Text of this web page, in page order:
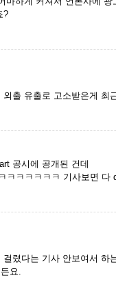
?
출 유출로 고소받은게 최
공시에 공개된 건데
ㅋㅋㅋㅋㅋㅋ 기사보면
렸다는 기사 안보여서
요.